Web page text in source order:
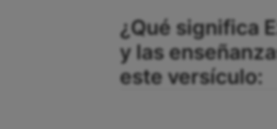
¿Qué significa
y las
este versículo: